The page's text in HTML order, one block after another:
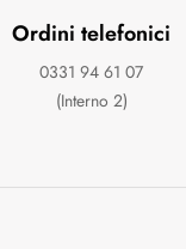
Ordini telefonici
0331 94 61 07
(Interno 2)